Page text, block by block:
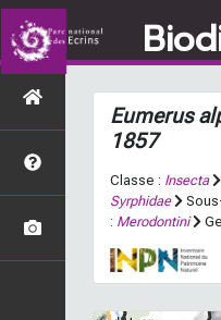
Eumerus
1857
Classe : Insecta
Syrphidae
: Merodontini